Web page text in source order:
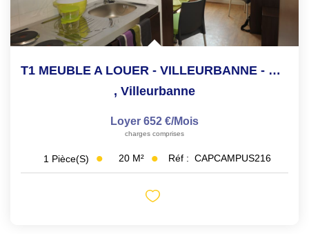
T1 MEUBLE A LOUER - VILLEURBANNE - RÉSIDENCE ETUDIANTE...
, Villeurbanne
Loyer 652 €/mois
charges comprises
1 Pièce(s) 20 M² Réf : CAPCAMPUS216